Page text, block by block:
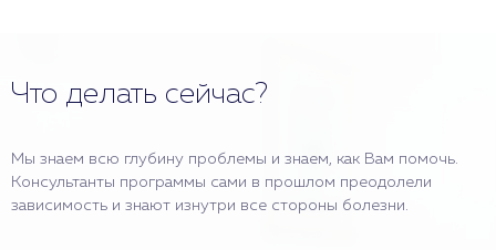
Что делать сейчас?
Мы знаем всю глубину проблемы и знаем, как Вам помочь.
Консультанты программы сами в прошлом преодолели
зависимость и знают изнутри все стороны болезни.